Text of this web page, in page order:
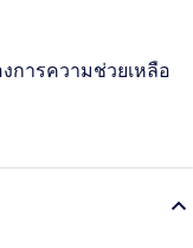
การความช่วยเหลือ